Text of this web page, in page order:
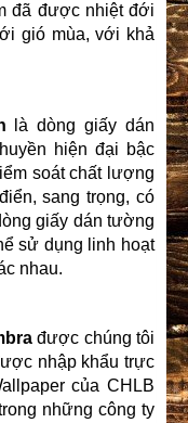
đã được nhiệt đới
gió mùa, với khả
là dòng giấy dán
hiện đại bậc
soát chất lượng
sang trọng, có
giấy dán tường
sử dụng linh hoạt
nhau.
được chúng tôi
nhập khẩu trực
của CHLB
những công ty